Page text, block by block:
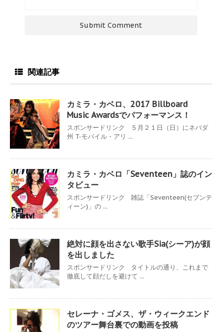
関連記事
カミラ・カベロ、2017 Billboard
Music Awardsでパフォーマンス！
スポンサードリンク ５月２１日（日）にネバダ
州 T-モバイル・アリ ...
カミラ・カベロ「Seventeen」誌のイン
タビュー
スポンサードリンク 雑誌「Seventeen(セブンテ
ィーン)」の ...
絶対に顔を出さない歌手Sia(シーア)が顔
を出しました
スポンサードリンク タイトルの通り、これまで
徹底して顔だしを避けて ...
セレーナ・ゴメス、ザ・ウィークエンド
のツアー舞台裏での動画を投稿